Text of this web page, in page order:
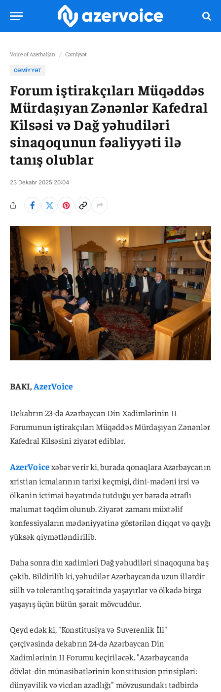
Voice of Azerbaijan / Cəmiyyət
CƏMIYYƏT
Forum iştirakçıları Müqəddəs
Mürdaşıyan Zənənlər Kafedral
Kilsəsi və Dağ yəhudiləri
sinaqoqunun fəaliyyəti ilə
tanış olublar
23 Dekabr 2025 20:04
BAKI,AzerVoice
Dekabrın 23-də Azərbaycan Din Xadimlərinin II
Forumunun iştirakçıları Müqəddəs Mürdaşıyan Zənənlər
Kafedral Kilsəsini ziyarət ediblər.
AzerVoicexəbər verir ki, burada qonaqlara Azərbaycanın
xristian icmalarının tarixi keçmişi, dini-mədəni irsi və
ölkənin ictimai həyatında tutduğu yer barədə ətraflı
məlumat təqdim olunub. Ziyarət zamanı müxtəlif
konfessiyaların mədəniyyətinə göstərilən diqqət və qayğı
yüksək qiymətləndirilib.
Daha sonra din xadimləri Dağ yəhudiləri sinaqoquna baş
çəkib. Bildirilib ki, yəhudilər Azərbaycanda uzun illərdir
sülh və tolerantlıq şəraitində yaşayırlar və ölkədə birgə
yaşayış üçün bütün şərait mövcuddur.
Qeyd edək ki, "Konstitusiya və Suverenlik İli"
çərçivəsində dekabrın 24-də Azərbaycan Din
Xadimlərinin II Forumu keçiriləcək. "Azərbaycanda
dövlət-din münasibətlərinin konstitusion prinsipləri:
dünyəvilik və vicdan azadlığı" mövzusundakı tədbirdə